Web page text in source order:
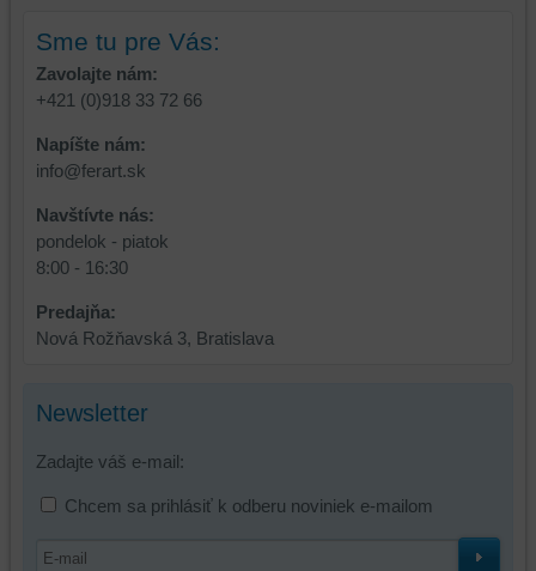
Sme tu pre Vás:
Zavolajte nám:
+421 (0)918 33 72 66
Napíšte nám:
info@ferart.sk
Navštívte nás:
pondelok - piatok
8:00 - 16:30
Predajňa:
Nová Rožňavská 3, Bratislava
Newsletter
Zadajte váš e-mail:
Chcem sa prihlásiť k odberu noviniek e-mailom
zabezpečenia.
z
vašich
preferencií
bez
toho,
aby
ste
mali
používateľský
alebo
bez
skripty
zdroje
tretích
widgety